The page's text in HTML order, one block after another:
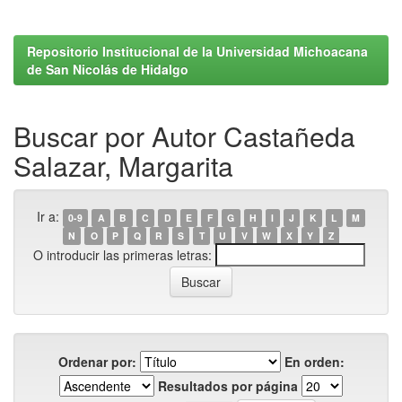
Repositorio Institucional de la Universidad Michoacana
de San Nicolás de Hidalgo
Buscar por Autor Castañeda
Salazar, Margarita
Ir a: 0-9 A B C D E F G H I J K L
M
N
O P Q R S T U V W X Y Z
O introducir las primeras letras:
Ordenar por:
En orden:
Resultados por página